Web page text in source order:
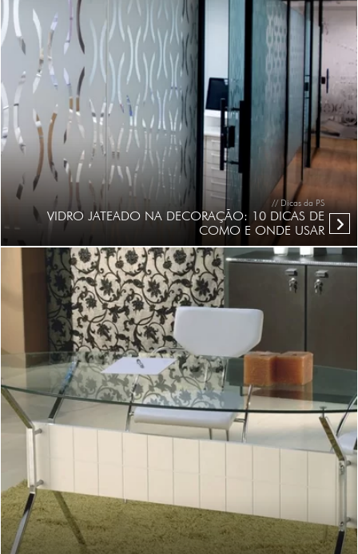
// Dicas da PS
VIDRO JATEADO NA DECORAÇÃO: 10 DICAS DE
COMO E ONDE USAR